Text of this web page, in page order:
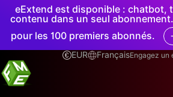
eExtend est disponible : chatbot,
contenu dans un seul
pour les 100 premiers abonnés.
EUR
FrançaisEngagez un